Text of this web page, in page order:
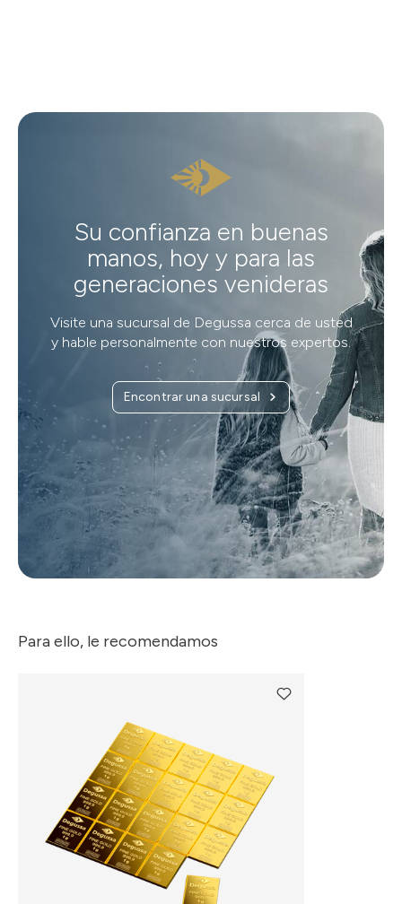
Su confianza en buenas
manos, hoy y para las
generaciones venideras
Visite una sucursal de Degussa cerca de usted
y hable personalmente con nuestros expertos.
Encontrar una sucursal
Para ello, le recomendamos